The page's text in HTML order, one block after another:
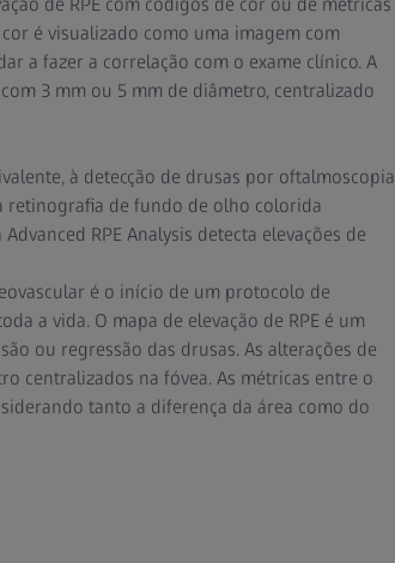
de RPE com códigos de cor ou de métricas
é visualizado como uma imagem com
a fazer a correlação com o exame clínico. A
3 mm ou 5 mm de diâmetro, centralizado
à detecção de drusas por oftalmoscopia
retinografia de fundo de olho colorida
RPE Analysis detecta elevações de
é o início de um protocolo de
a vida. O mapa de elevação de RPE é um
ou regressão das drusas. As alterações de
centralizados na fóvea. As métricas entre o
tanto a diferença da área como do